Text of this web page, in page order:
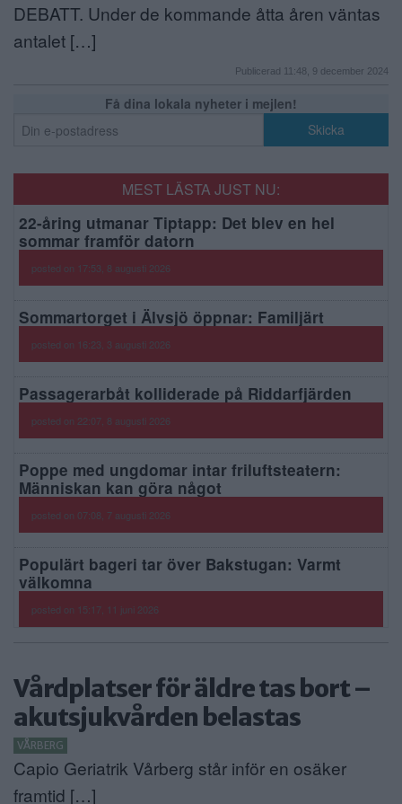
DEBATT. Under de kommande åtta åren väntas
antalet […]
Publicerad 11:48, 9 december 2024
Få dina lokala nyheter i mejlen!
MEST LÄSTA JUST NU:
22-åring utmanar Tiptapp: Det blev en hel
sommar framför datorn
posted on 17:53, 8 augusti 2026
Sommartorget i Älvsjö öppnar: Familjärt
posted on 16:23, 3 augusti 2026
Passagerarbåt kolliderade på Riddarfjärden
posted on 22:07, 8 augusti 2026
Poppe med ungdomar intar friluftsteatern:
Människan kan göra något
posted on 07:08, 7 augusti 2026
Populärt bageri tar över Bakstugan: Varmt
välkomna
posted on 15:17, 11 juni 2026
Vårdplatser för äldre tas bort –
akutsjukvården belastas
VÅRBERG
Capio Geriatrik Vårberg står inför en osäker
framtid […]